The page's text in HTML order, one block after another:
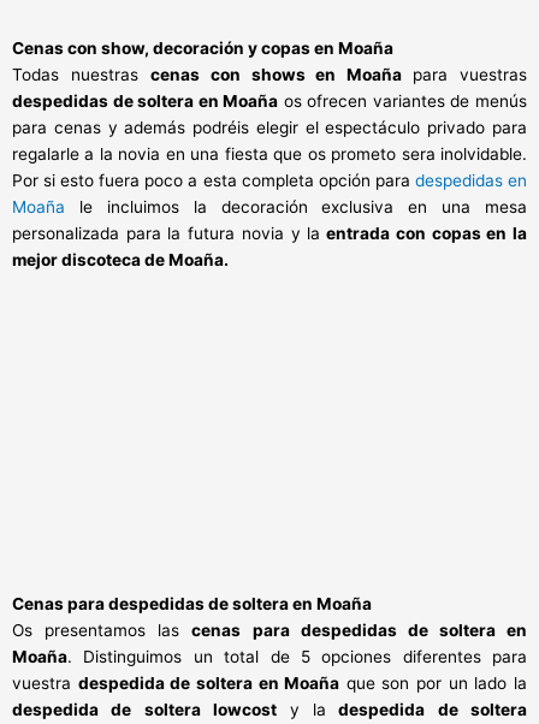
Cenas con show, decoración y copas en Moaña
Todas nuestras cenas con shows en Moaña para vuestras
despedidas de soltera en Moaña os ofrecen variantes de menús
para cenas y además podréis elegir el espectáculo privado para
regalarle a la novia en una fiesta que os prometo sera inolvidable.
Por si esto fuera poco a esta completa opción para despedidas en
Moaña le incluimos la decoración exclusiva en una mesa
personalizada para la futura novia y la entrada con copas en la
mejor discoteca de Moaña.
Cenas para despedidas de soltera en Moaña
Os presentamos lascenas para despedidas de soltera en
Moaña. Distinguimos un total de 5 opciones diferentes para
vuestra despedida de soltera en Moaña que son por un lado la
despedida de soltera lowcost y la despedida de soltera